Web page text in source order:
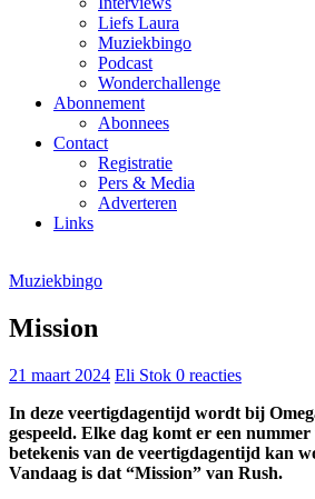
Liefs Laura
Muziekbingo
Podcast
Wonderchallenge
Abonnement
Abonnees
Contact
Registratie
Pers & Media
Adverteren
Links
Muziekbingo
Mission
21 maart 2024 Eli Stok 0 reacties
In deze veertigdagentijd wordt bij
gespeeld. Elke dag komt er een
betekenis van de veertigdagentijd kan
Vandaag is dat “Mission” van Rush.